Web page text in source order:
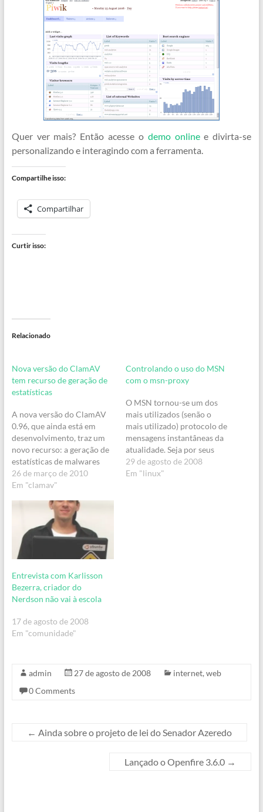
Quer ver mais? Então acesse o demo onlinee divirta-se
personalizando e interagindo com a ferramenta.
Compartilhe isso:
Compartilhar
Curtir isso:
Relacionado
Nova versão do ClamAV
tem recurso de geração de
estatísticas
A nova versão do ClamAV
0.96, que ainda está em
desenvolvimento, traz um
novo recurso: a geração de
estatísticas de malwares
detectados, que podem ser
acessadas tanto via web
Stats pode ser descrito
como um Malware
Statistics pessoal, que exibe
dados somente de seu(s)
servidor(es). A…
26 de março de 2010
Em "clamav"
Controlando o uso do MSN
com o msn-proxy
O MSN tornou-se um dos
mais utilizados (senão o
mais utilizado) protocolo de
mensagens instantâneas da
atualidade. Seja por seus
recursos interessantes (e
muitas vezes supérfluos) ou
29 de agosto de 2008
Em "linux"
Entrevista com Karlisson
Bezerra, criador do
Nerdson não vai à escola
17 de agosto de 2008
Em "comunidade"
admin 27 de agosto de 2008 internet, web
0 Comments
← Ainda sobre o projeto de lei do Senador Azeredo
Lançado o Openfire 3.6.0 →